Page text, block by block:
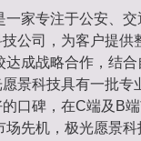
家专注于公安、
公司，为客户提供
成战略合作，结
景科技具有一批专
口碑，在C端及B
先机，极光愿景